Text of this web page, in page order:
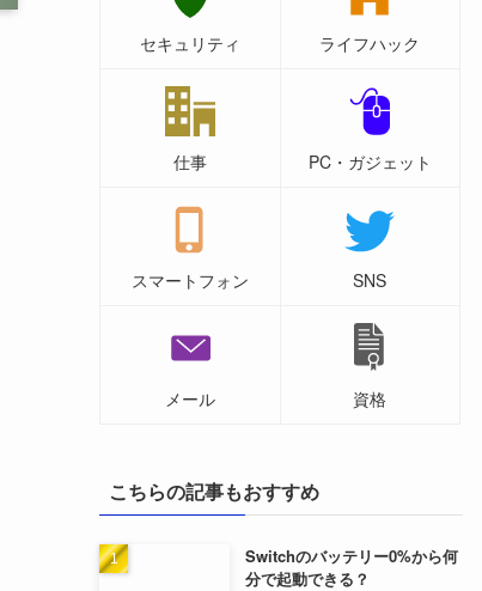
セキュリティ ライフハック
仕事 PC・ガジェット
スマートフォン SNS
メール 資格
こちらの記事もおすすめ
Switchのバッテリー0%から何
分で起動できる？